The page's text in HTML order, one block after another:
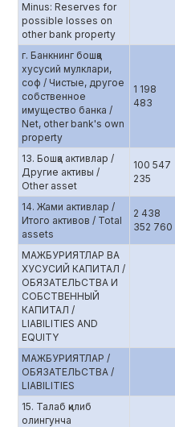
Minus: Reserves for
possible losses on
other bank property
г. Банкнинг бошқа
хусусий мулклари,
соф / Чистые, другое
собственное
имущество банка /
Net, other bank's own
property
1 198
483
13. Бошқа активлар /
Другие активы /
Other asset
100 547
235
14. Жами активлар /
Итого активов / Total
assets
2 438
352 760
МАЖБУРИЯТЛАР ВА
ХУСУСИЙ КАПИТАЛ /
ОБЯЗАТЕЛЬСТВА И
СОБСТВЕННЫЙ
КАПИТАЛ /
LIABILITIES AND
EQUITY
МАЖБУРИЯТЛАР /
ОБЯЗАТЕЛЬСТВА /
LIABILITIES
15. Талаб қилиб
олингунча